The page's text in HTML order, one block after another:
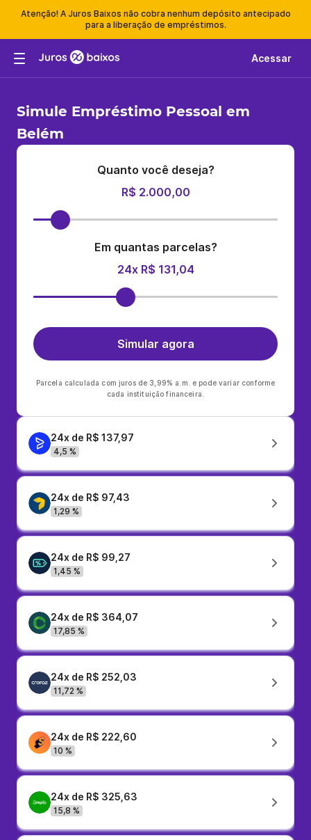
Atenção! A Juros Baixos não cobra nenhum depósito antecipado
para a liberação de empréstimos.
Acessar
Simule Empréstimo Pessoal em
Belém
Quanto você deseja?
R$ 2.000,00
Em quantas parcelas?
24x R$ 131,04
Simular agora
Parcela calculada com juros de 3,99% a.m. e pode variar conforme
cada instituição financeira.
24x de R$ 137,97
4,5 %
24x de R$ 97,43
1,29 %
24x de R$ 99,27
1,45 %
24x de R$ 364,07
17,85 %
24x de R$ 252,03
11,72 %
24x de R$ 222,60
10 %
24x de R$ 325,63
15,8 %